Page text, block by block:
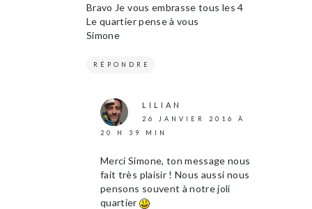
Bravo Je vous embrasse tous les 4
Le quartier pense à vous
Simone
RÉPONDRE
LILIAN
26 JANVIER 2016 À
20 H 39 MIN
Merci Simone, ton message nous
fait très plaisir ! Nous aussi nous
pensons souvent à notre joli
quartier